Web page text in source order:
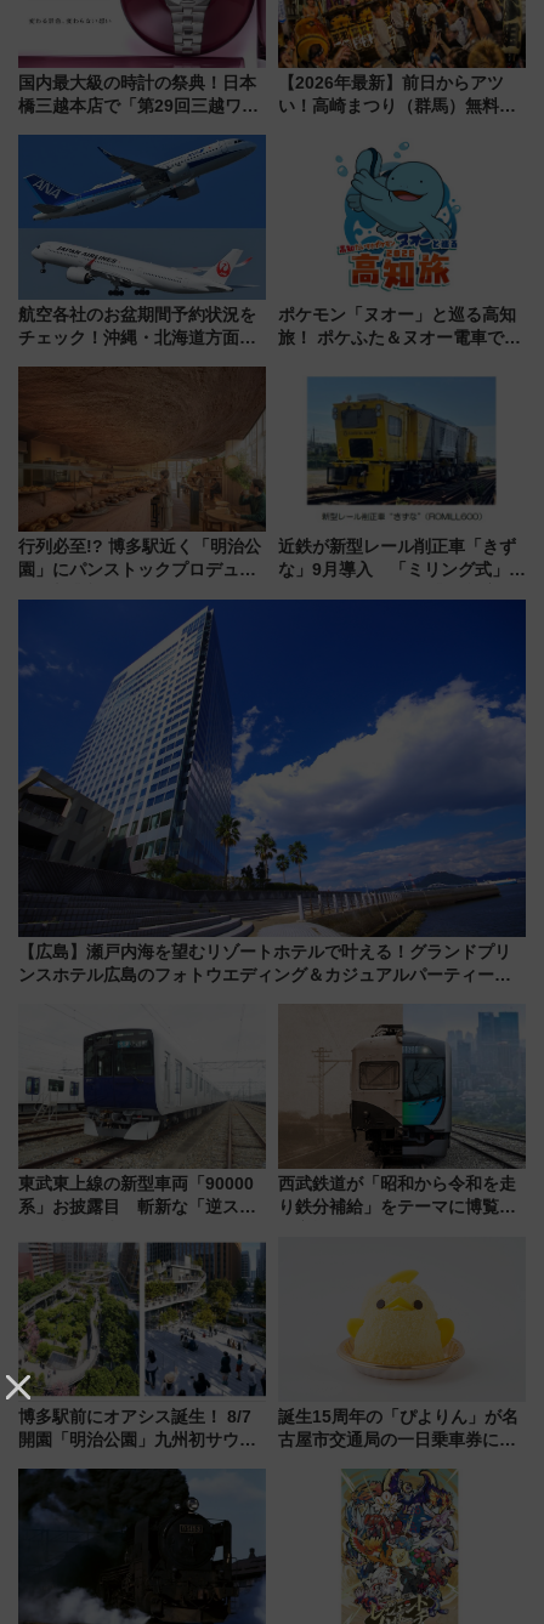
国内最大級の時計の祭典！日本
橋三越本店で「第29回三越ワー
【2026年8月5日～25日】
【2026年最新】前日からアツ
い！高崎まつり（群馬）無料観
航空各社のお盆期間予約状況を
チェック！沖縄・北海道方面は
ポケモン「ヌオー」と巡る高知
旅！ ポケふた＆ヌオー電車で楽
（7月18日スタート）
行列必至!? 博多駅近く「明治公
園」にパンストックプロデュー
オープン 秋からはビストロ営業
近鉄が新型レール削正車「きず
な」9月導入 「ミリング式」採
【広島】瀬戸内海を望むリゾートホテルで叶える！グランドプリ
ンスホテル広島のフォトウエディング＆カジュアルパーティープ
東武東上線の新型車両「90000
系」お披露目 斬新な「逆スラ
放的な車内空間に注目、デビュ
ーは9月
西武鉄道が「昭和から令和を走
り鉄分補給」をテーマに博覧会
験ブースも アクセスや申込方法
博多駅前にオアシス誕生！ 8/7
開園「明治公園」九州初サウナ
品グルメ登場で駅前の過ごし方
はどう変わる？
誕生15周年の「ぴよりん」が名
古屋市交通局の一日乗車券に！
定1万5000枚】